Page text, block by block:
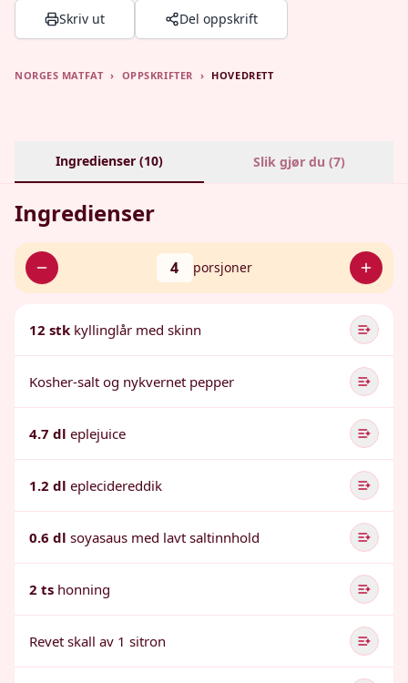
Skriv ut Del oppskrift
NORGES MATFAT › OPPSKRIFTER › HOVEDRETT
Ingredienser (10) Slik gjør du (7)
Ingredienser
4 porsjoner
12 stk kyllinglår med skinn
Kosher-salt og nykvernet pepper
4.7 dl eplejuice
1.2 dl eplecidereddik
0.6 dl soyasaus med lavt saltinnhold
2 ts honning
Revet skall av 1 sitron